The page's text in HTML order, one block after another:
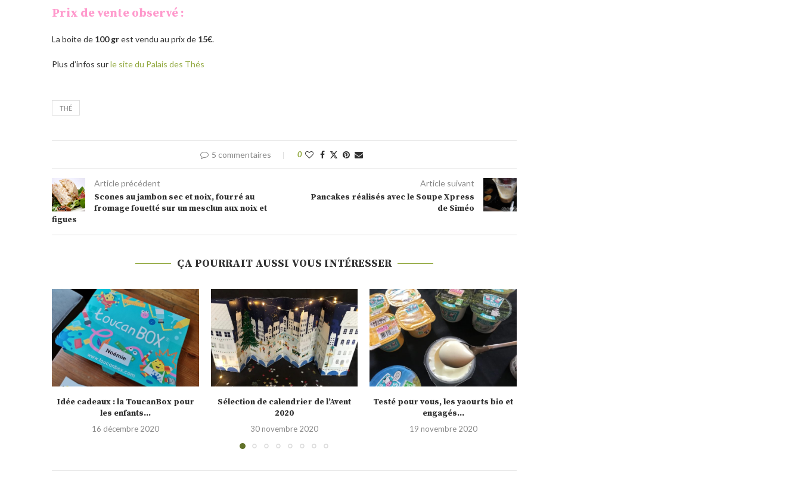
Prix de vente observé :
La boite de 100 grest vendu au prix de 15€.
Plus d’infos surle site du Palais des Thés
THÉ
5 commentaires 0
Article précédent
Scones au jambon sec et noix, fourré au
fromage fouetté sur un mesclun aux noix et
figues
Article suivant
Pancakes réalisés avec le Soupe Xpress
de Siméo
ÇA POURRAIT AUSSI VOUS INTÉRESSER
Sélection de calendrier de l’Avent
2020
30 novembre 2020
Testé pour vous, les yaourts bio et
engagés...
19 novembre 2020
Noël 2020, les nouveautés Picard
10 novembre 2020